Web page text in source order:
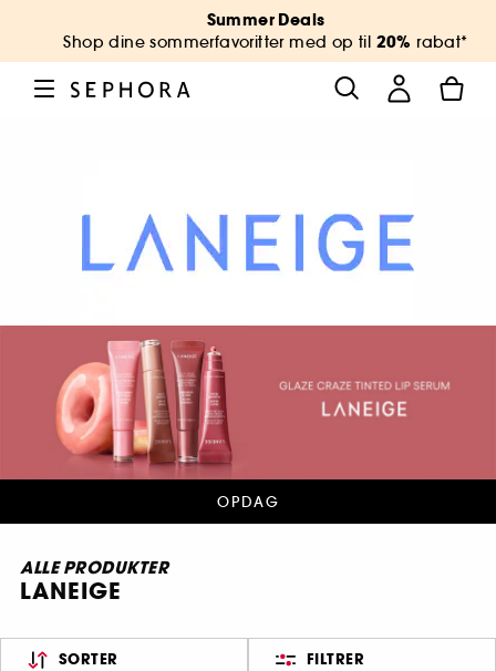
Summer Deals
Shop dine sommerfavoritter med op til 20% rabat*
OPDAG
ALLE PRODUKTER
LANEIGE
SORTER FILTRER